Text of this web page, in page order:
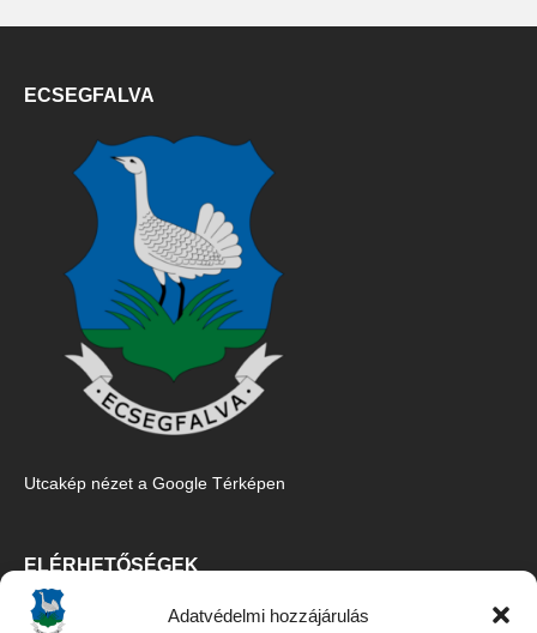
Adatvédelmi hozzájárulás
ECSEGFALVA
Utcakép nézet a Google Térképen
ELÉRHETŐSÉGEK
Ecsegfalva Község Önkormányzata